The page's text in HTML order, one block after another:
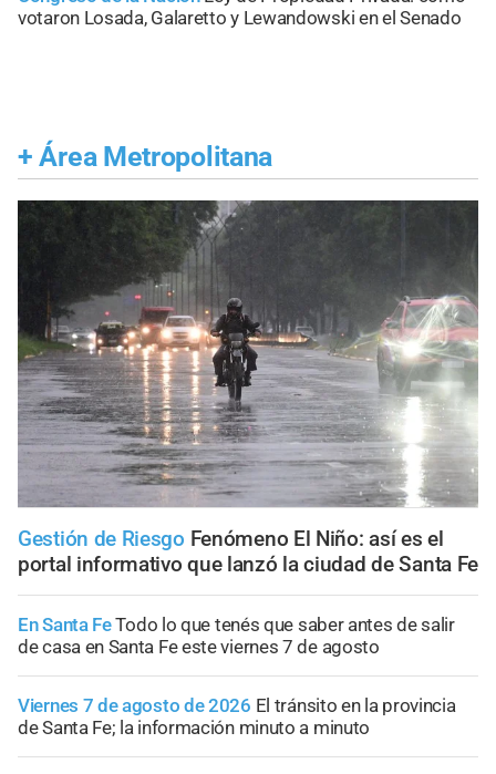
votaron Losada, Galaretto y Lewandowski en el Senado
+ Área Metropolitana
Gestión de Riesgo Fenómeno El Niño: así es el
portal informativo que lanzó la ciudad de Santa Fe
En Santa FeTodo lo que tenés que saber antes de salir
de casa en Santa Fe este viernes 7 de agosto
Viernes 7 de agosto de 2026 El tránsito en la provincia
de Santa Fe; la información minuto a minuto